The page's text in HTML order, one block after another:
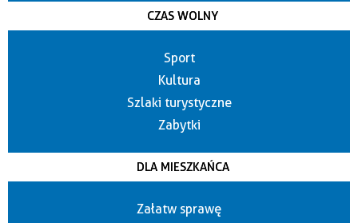
CZAS WOLNY
Sport
Kultura
Szlaki turystyczne
Zabytki
DLA MIESZKAŃCA
Załatw sprawę